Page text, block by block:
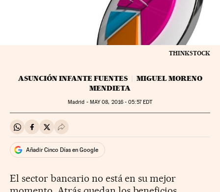
THINKSTOCK
ASUNCIÓN INFANTE FUENTES
MIGUEL MORENO
MENDIETA
Madrid - MAY08, 2016 - 05:57EDT
Compartir en Whatsapp
Compartir en Facebook
Compartir en Twitter
Desplegar Redes Sociales
Añadir Cinco Días en Google
El sector bancario no está en su mejor